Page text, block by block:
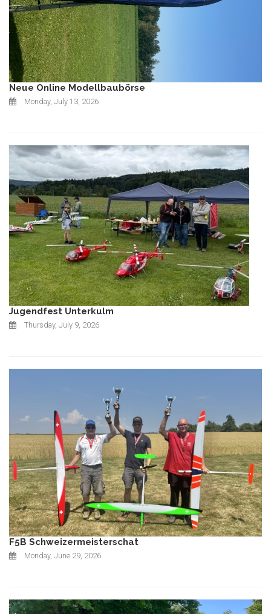
Neue Online Modellbaubörse
Monday, July 13, 2026
Jugendfest Unterkulm
Thursday, July 9, 2026
F5B Schweizermeisterschat
Monday, June 29, 2026